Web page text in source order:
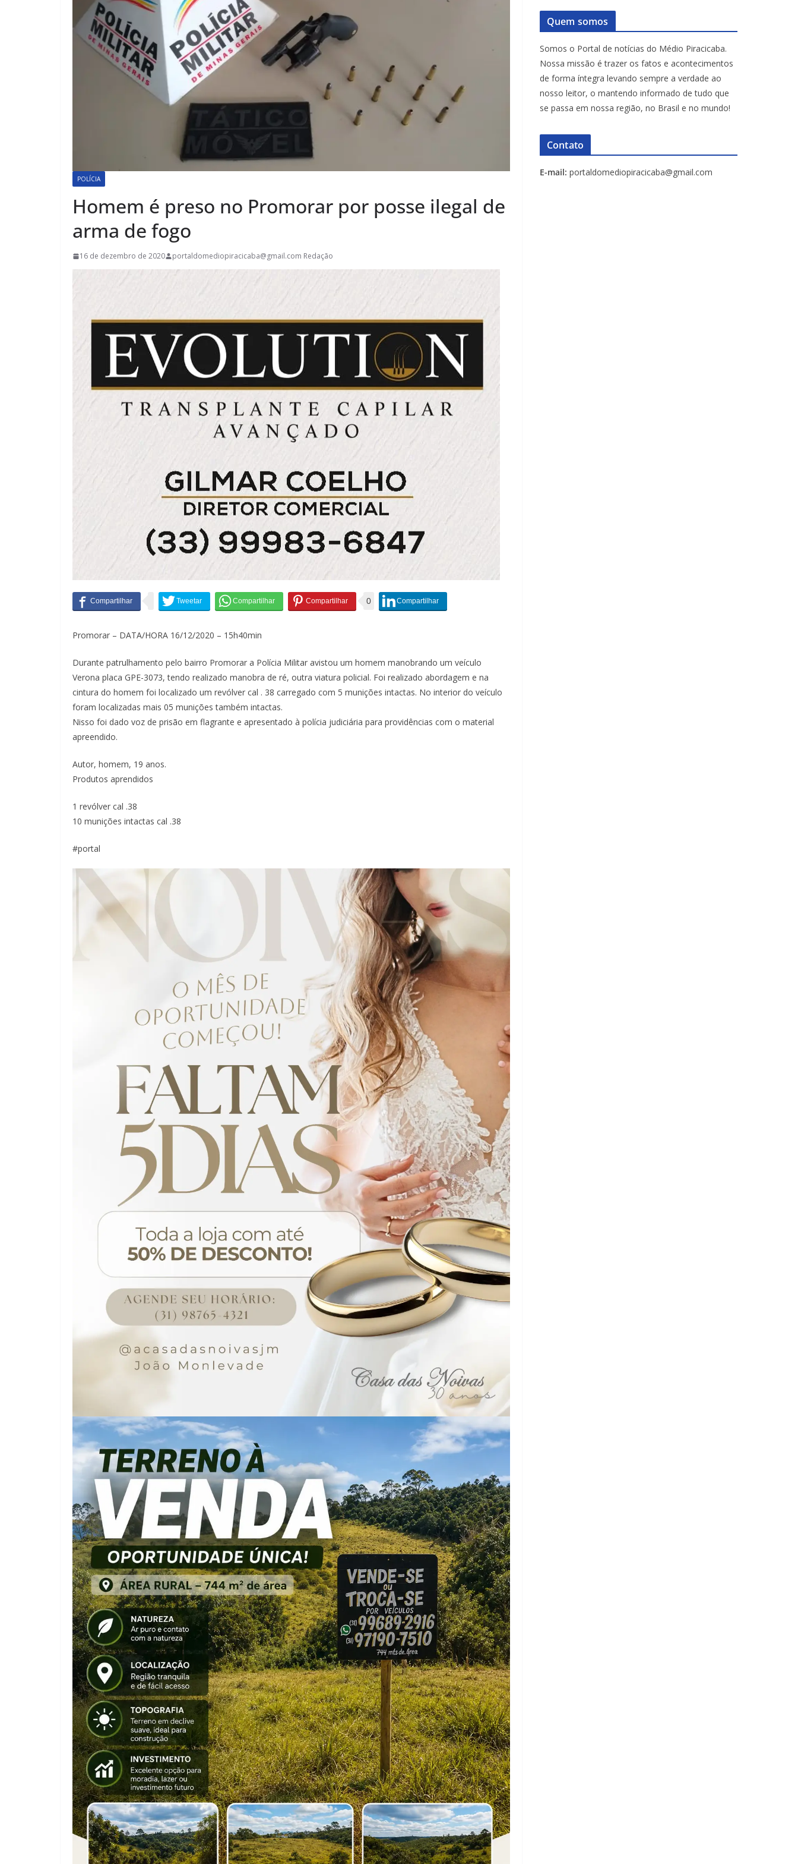
POLÍCIA
Homem é preso no Promorar por posse ilegal de
arma de fogo
16 de dezembro de 2020 portaldomediopiracicaba@gmail.com Redação
0
Promorar – DATA/HORA 16/12/2020 – 15h40min
Durante patrulhamento pelo bairro Promorar a Polícia Militar avistou um homem manobrando um veículo
Verona placa GPE-3073, tendo realizado manobra de ré, outra viatura policial. Foi realizado abordagem e na
cintura do homem foi localizado um revólver cal . 38 carregado com 5 munições intactas. No interior do veículo
foram localizadas mais 05 munições também intactas.
Nisso foi dado voz de prisão em flagrante e apresentado à polícia judiciária para providências com o material
apreendido.
Autor, homem, 19 anos.
Produtos aprendidos
1 revólver cal .38
10 munições intactas cal .38
#portal
Quem somos
Somos o Portal de notícias do Médio Piracicaba.
Nossa missão é trazer os fatos e acontecimentos
de forma íntegra levando sempre a verdade ao
nosso leitor, o mantendo informado de tudo que
se passa em nossa região, no Brasil e no mundo!
Contato
E-mail: portaldomediopiracicaba@gmail.com